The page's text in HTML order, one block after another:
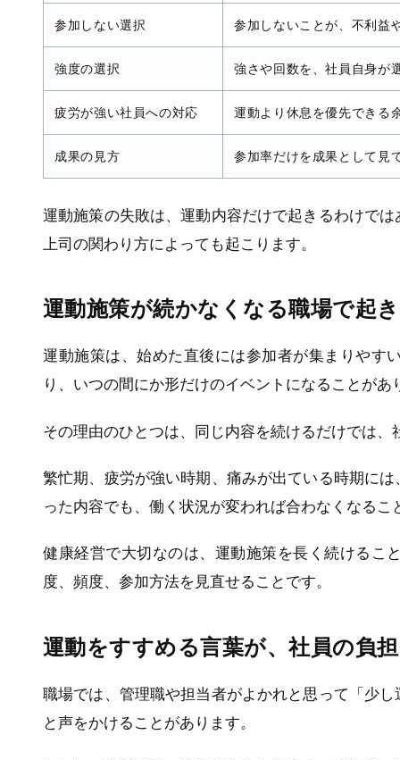
参加しない選択 参加しないことが、不利益
強度の選択 強さや回数を、社員自身が
疲労が強い社員への対応 運動より休息を優先できる
成果の見方 参加率だけを成果として見
運動施策の失敗は、運動内容だけで起きるわけで
上司の関わり方によっても起こります。
運動施策が続かなくなる職場で起
運動施策は、始めた直後には参加者が集まりやす
り、いつの間にか形だけのイベントになることがあ
その理由のひとつは、同じ内容を続けるだけでは
繁忙期、疲労が強い時期、痛みが出ている時期に
った内容でも、働く状況が変われば合わなくなるこ
健康経営で大切なのは、運動施策を長く続けるこ
度、頻度、参加方法を見直せることです。
運動をすすめる言葉が、社員の負
職場では、管理職や担当者がよかれと思って「少
と声をかけることがあります。